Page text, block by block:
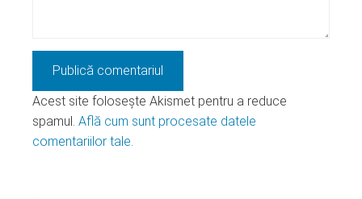
Acest site folosește Akismet pentru a reduce
spamul. Află cum sunt procesate datele
comentariilor tale.